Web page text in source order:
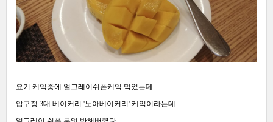
요기 케익중에 얼그레이쉬폰케익 먹었는데
압구정 3대 베이커리 '노아베이커리' 케익이라는데